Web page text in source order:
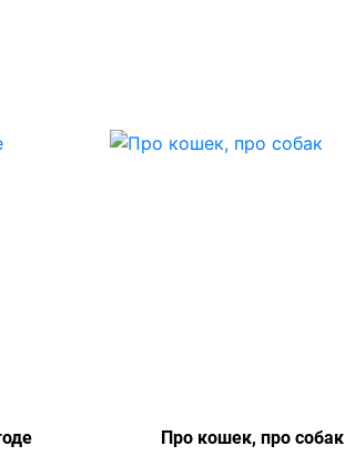
Про кошек, про собак